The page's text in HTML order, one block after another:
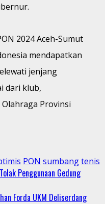
2024 Aceh-Sumut
mendapatkan
jenjang
dari klub,
Provinsi
PON sumbangtenis
Penggunaan Gedung
Forda UKM Deliserdang